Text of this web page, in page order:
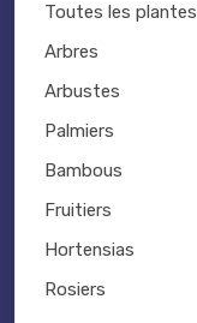
Toutes les plantes
Arbres
Arbustes
Palmiers
Bambous
Fruitiers
Hortensias
Rosiers